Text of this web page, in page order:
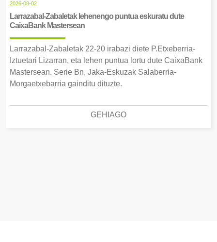
2026-08-02
Larrazabal-Zabaletak lehenengo puntua eskuratu dute
CaixaBank Mastersean
Larrazabal-Zabaletak 22-20 irabazi diete P.Etxeberria-
Iztuetari Lizarran, eta lehen puntua lortu dute CaixaBank
Mastersean. Serie Bn, Jaka-Eskuzak Salaberria-
Morgaetxebarria gainditu dituzte.
GEHIAGO